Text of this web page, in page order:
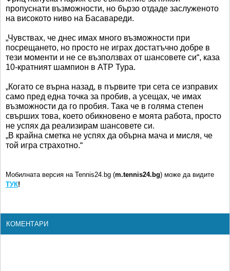
пропуснати възможности, но бързо отдаде заслуженото
на високото ниво на Басавареди.
„Чувствах, че днес имах много възможности при
посрещането, но просто не играх достатъчно добре в
тези моменти и не се възползвах от шансовете си“, каза
10-кратният шампион в ATP Тура.
„Когато се върна назад, в първите три сета се изправих
само пред една точка за пробив, а усещах, че имах
възможности да го пробия. Така че в голяма степен
свърших това, което обикновено е моята работа, просто
не успях да реализирам шансовете си.
„В крайна сметка не успях да обърна мача и мисля, че
той игра страхотно.“
Мобилната версия на Tennis24.bg (m.tennis24.bg) може да видите
ТУК!
КОМЕНТАРИ